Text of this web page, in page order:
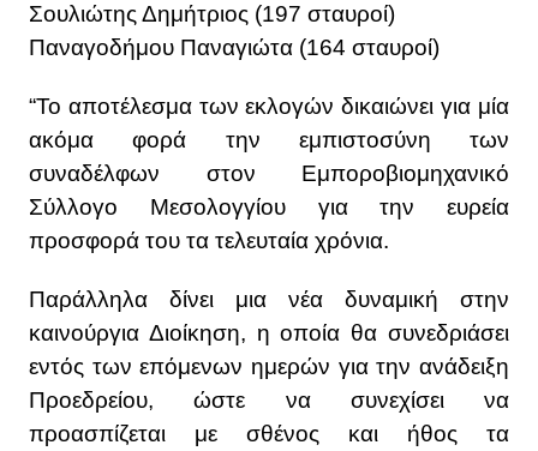
Σουλιώτης Δημήτριος (197 σταυροί)
Παναγοδήμου Παναγιώτα (164 σταυροί)
“Το αποτέλεσμα των εκλογών δικαιώνει για μία
ακόμα φορά την εμπιστοσύνη των
συναδέλφων στον Εμποροβιομηχανικό
Σύλλογο Μεσολογγίου για την ευρεία
προσφορά του τα τελευταία χρόνια.
Παράλληλα δίνει μια νέα δυναμική στην
καινούργια Διοίκηση, η οποία θα συνεδριάσει
εντός των επόμενων ημερών για την ανάδειξη
Προεδρείου, ώστε να συνεχίσει να
προασπίζεται με σθένος και ήθος τα